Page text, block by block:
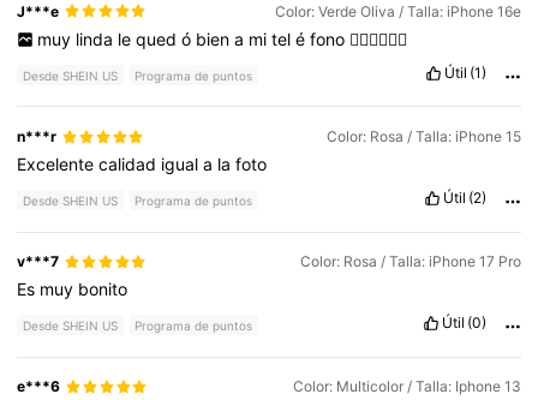
J***e Color: Verde Oliva / Talla: iPhone 16e
muy linda le qued ó bien a mi tel é fono 👌🏻👌🏻👌🏻
Desde SHEIN US Programa de puntos Útil (1)
n***r Color: Rosa / Talla: iPhone 15
Excelentecalidad iguala lafoto
Desde SHEIN US Programa de puntos Útil (2)
v***7 Color: Rosa / Talla: iPhone 17 Pro
Es muy bonito
Desde SHEIN US Programa de puntos Útil (0)
e***6 Color: Multicolor / Talla: Iphone 13